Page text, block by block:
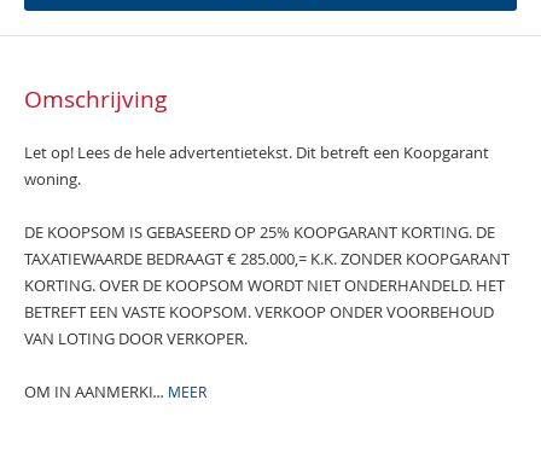
Omschrijving
Let op! Lees de hele advertentietekst. Dit betreft een Koopgarant
woning.
DE KOOPSOM IS GEBASEERD OP 25% KOOPGARANT KORTING. DE
TAXATIEWAARDE BEDRAAGT € 285.000,= K.K. ZONDER KOOPGARANT
KORTING. OVER DE KOOPSOM WORDT NIET ONDERHANDELD. HET
BETREFT EEN VASTE KOOPSOM. VERKOOP ONDER VOORBEHOUD
VAN LOTING DOOR VERKOPER.
OM IN AANMERKI... MEER